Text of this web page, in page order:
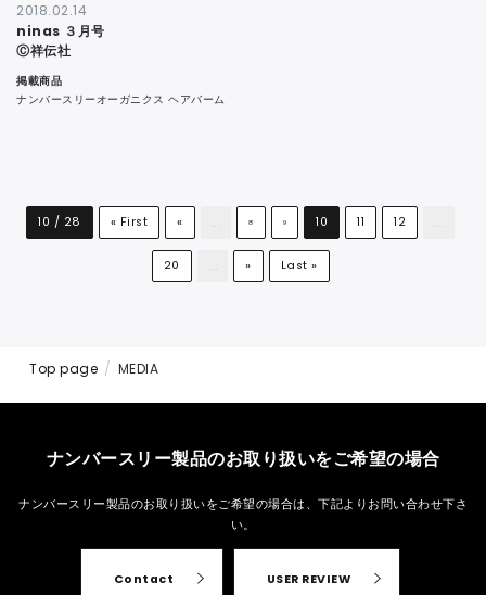
2018.02.14
ninas ３月号
Ⓒ祥伝社
掲載商品
ナンバースリーオーガニクス ヘアバーム
10 / 28 « First « ... 8 9 10 11 12 ...
20 ... » Last »
Top page MEDIA
ナンバースリー製品のお取り扱いをご希望の場合
ナンバースリー製品のお取り扱いをご希望の場合は、 下記よりお問い合わせ下さ
い。
Contact USER REVIEW